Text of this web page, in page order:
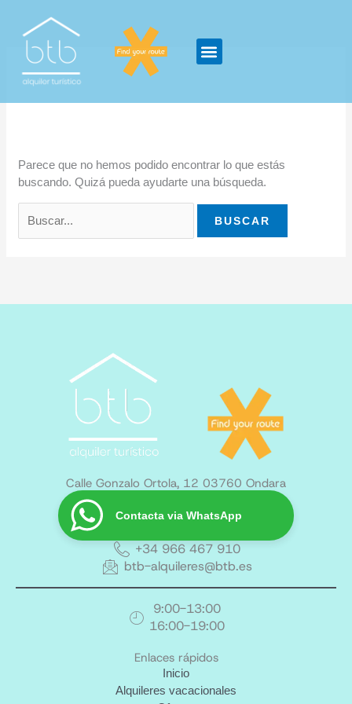
contenido
Uncategorized
Parece que no hemos podido encontrar lo que estás
buscando. Quizá pueda ayudarte una búsqueda.
por:
Calle Gonzalo Ortola, 12 03760 Ondara
Contacta via WhatsApp
+34 966 467 910
btb-alquileres@btb.es
9:00-13:00
16:00-19:00
Enlaces rápidos
Inicio
Alquileres vacacionales